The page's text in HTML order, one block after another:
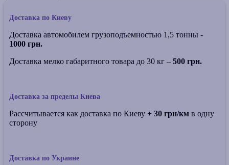
Доставка по Киеву
Доставка автомобилем грузоподъемностью 1,5 тонны -
1000 грн.
Доставка мелко габаритного товара до 30 кг – 500 грн.
Доставка за пределы Киева
Рассчитывается как доставка по Киеву + 30 грн/км в одну
сторону
Доставка по Украине